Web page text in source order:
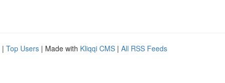
| Top Users | Made with Kliqqi CMS | All RSS Feeds